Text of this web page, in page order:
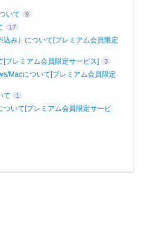
いて 9
17
込み）について[プレミアム会員限定
[プレミアム会員限定サービス] 3
Macについて[プレミアム会員限定
て 1
ついて[プレミアム会員限定サービ